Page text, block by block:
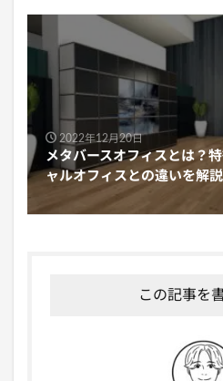
2022年12月20日
メタバースオフィスとは？
ャルオフィスとの違いを解説
この記事を